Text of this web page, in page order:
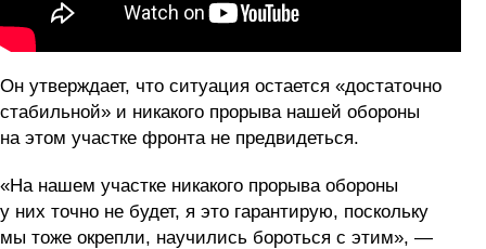
Он утверждает, что ситуация остается «достаточно
стабильной» и никакого прорыва нашей обороны
на этом участке фронта не предвидеться.
«На нашем участке никакого прорыва обороны
у них точно не будет, я это гарантирую, поскольку
мы тоже окрепли, научились бороться с этим», —